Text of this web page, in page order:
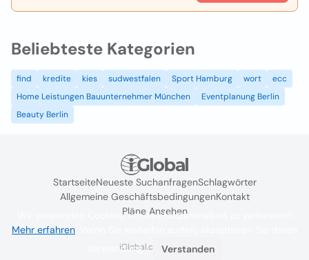
Beliebteste Kategorien
find kredite kies sudwestfalen Sport Hamburg wort
ecc
Home Leistungen Bauunternehmer München
Eventplanung Berlin
Beauty Berlin
StartseiteNeueste SuchanfragenSchlagwörter
Allgemeine GeschäftsbedingungenKontakt
Pläne Ansehen
iGlobal.co @ 2024
Wir verwenden Cookies, um das Nutzererlebnis zu verbessern
Mehr erfahren
Verwendung.
Verstanden